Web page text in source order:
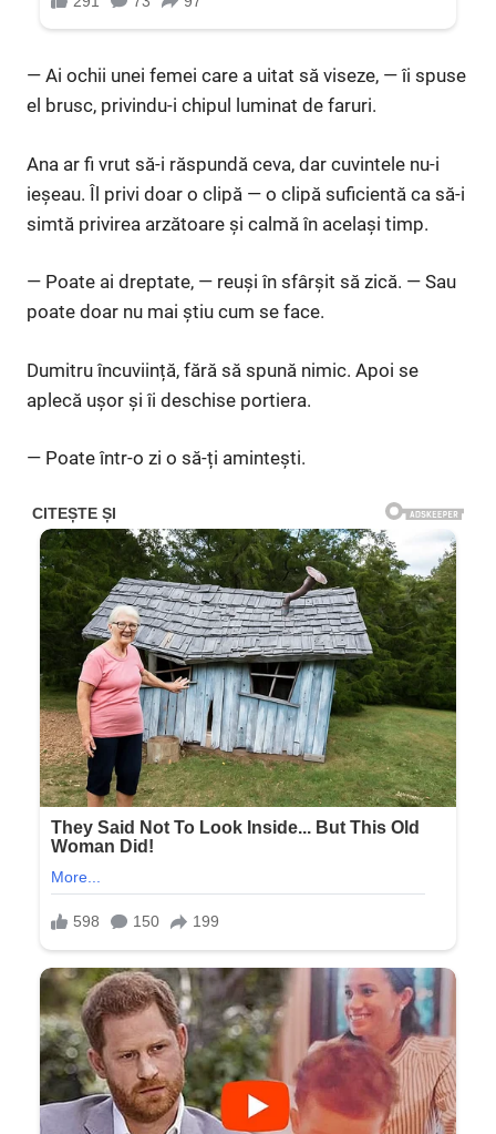
— Ai ochii unei femei care a uitat să viseze, — îi spuse
el brusc, privindu-i chipul luminat de faruri.
Ana ar fi vrut să-i răspundă ceva, dar cuvintele nu-i
ieșeau. Îl privi doar o clipă — o clipă suficientă ca să-i
simtă privirea arzătoare și calmă în același timp.
— Poate ai dreptate, — reuși în sfârșit să zică. — Sau
poate doar nu mai știu cum se face.
Dumitru încuviință, fără să spună nimic. Apoi se
aplecă ușor și îi deschise portiera.
— Poate într-o zi o să-ți amintești.